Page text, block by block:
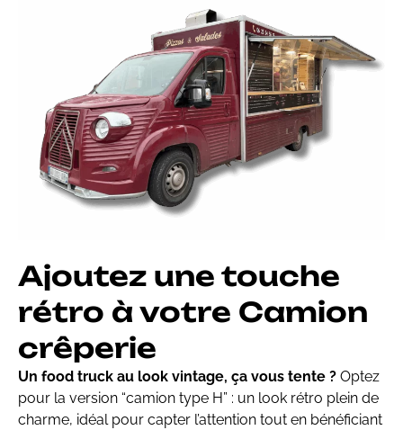
Ajoutez une touche
rétro à votre Camion
crêperie
Un food truck au look vintage, ça vous tente ? Optez
pour la version “camion type H” : un look rétro plein de
charme, idéal pour capter l’attention tout en bénéficiant